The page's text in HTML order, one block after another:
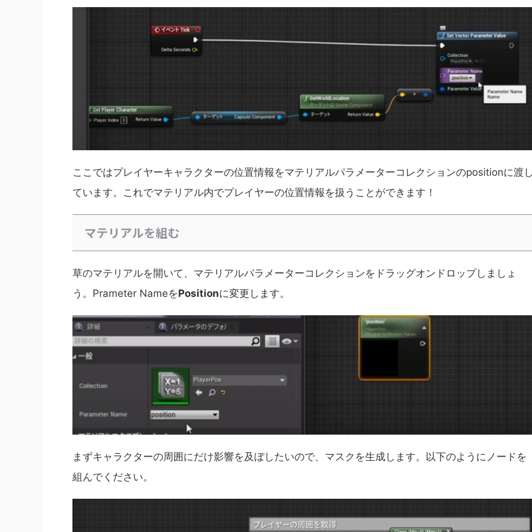
ここではプレイヤーキャラクターの位置情報をマテリアルパラメーターコレクションのpositionに渡
ています。これでマテリアル内でプレイヤーの位置情報を扱うことができます ！
マテリアルを組む
草のマテリアルを開いて、マテリアルパラメーターコレクションをドラッグオンドロップしましょ
う。Prameter NameをPositionに変更します。
まずキャラクターの周囲にだけ影響を及ぼしたいので、マスクを生成します。以下のようにノードを
組んでください。